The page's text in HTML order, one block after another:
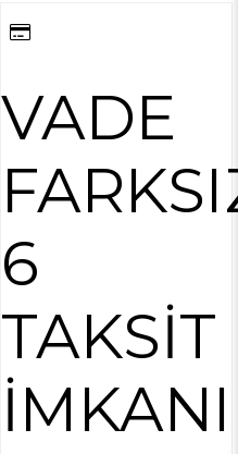
VADE
6
TAKSİT
İMKANI